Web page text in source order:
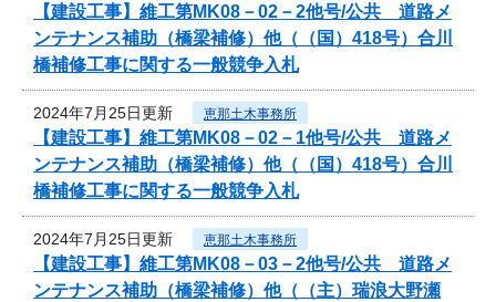
【建設工事】維工第MK08－02－2他号/公共 道路メ
ンテナンス補助（橋梁補修）他（（国）418号）合川
橋補修工事に関する一般競争入札
2024年7月25日更新 恵那土木事務所
【建設工事】維工第MK08－02－1他号/公共 道路メ
ンテナンス補助（橋梁補修）他（（国）418号）合川
橋補修工事に関する一般競争入札
2024年7月25日更新 恵那土木事務所
【建設工事】維工第MK08－03－2他号/公共 道路メ
ンテナンス補助（橋梁補修）他（（主）瑞浪大野瀬